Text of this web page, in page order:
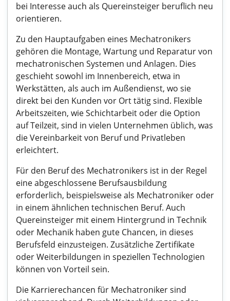
bei Interesse auch als Quereinsteiger beruflich neu
orientieren.
Zu den Hauptaufgaben eines Mechatronikers
gehören die Montage, Wartung und Reparatur von
mechatronischen Systemen und Anlagen. Dies
geschieht sowohl im Innenbereich, etwa in
Werkstätten, als auch im Außendienst, wo sie
direkt bei den Kunden vor Ort tätig sind. Flexible
Arbeitszeiten, wie Schichtarbeit oder die Option
auf Teilzeit, sind in vielen Unternehmen üblich, was
die Vereinbarkeit von Beruf und Privatleben
erleichtert.
Für den Beruf des Mechatronikers ist in der Regel
eine abgeschlossene Berufsausbildung
erforderlich, beispielsweise als Mechatroniker oder
in einem ähnlichen technischen Beruf. Auch
Quereinsteiger mit einem Hintergrund in Technik
oder Mechanik haben gute Chancen, in dieses
Berufsfeld einzusteigen. Zusätzliche Zertifikate
oder Weiterbildungen in speziellen Technologien
können von Vorteil sein.
Die Karrierechancen für Mechatroniker sind